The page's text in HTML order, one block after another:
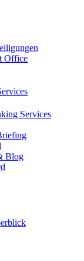
Office
Services
Blog